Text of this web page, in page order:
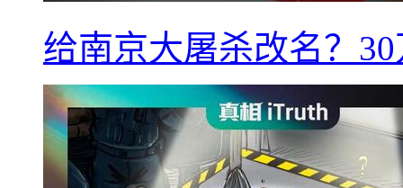
给南京大屠杀改名？